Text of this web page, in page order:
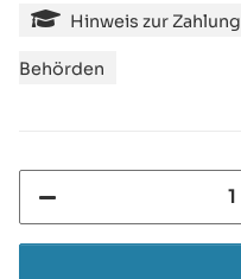
Hinweis zur
Behörden